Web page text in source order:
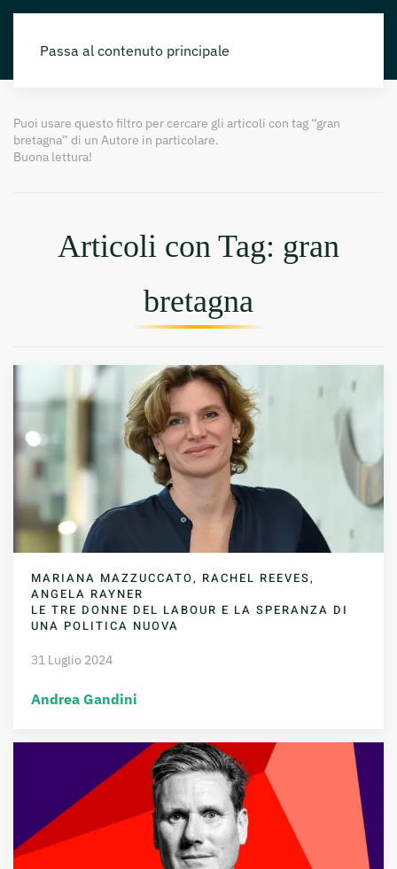
Passa al contenuto principale
Puoi usare questo filtro per cercare gli articoli con tag “gran
bretagna” di un Autore in particolare.
Buona lettura!
Articoli con Tag: gran
bretagna
MARIANA MAZZUCCATO, RACHEL REEVES,
ANGELA RAYNER
LE TRE DONNE DEL LABOUR E LA SPERANZA DI
UNA POLITICA NUOVA
31 Luglio 2024
Andrea Gandini